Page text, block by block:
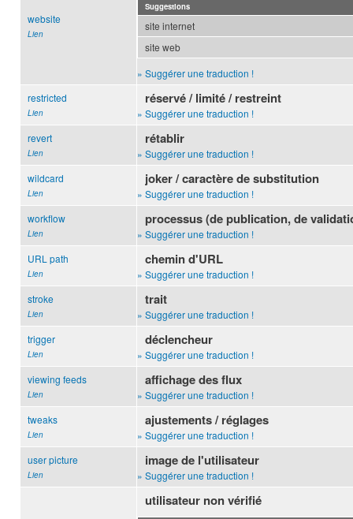
website
Lien
Suggestions
site internet
site web
» Suggérer une traduction !
restricted
Lien
réservé / limité / restreint
» Suggérer une traduction !
revert
Lien
rétablir
» Suggérer une traduction !
wildcard
Lien
joker / caractère de substitution
» Suggérer une traduction !
workflow
Lien
processus (de publication, de
» Suggérer une traduction !
URL path
Lien
chemin d'URL
» Suggérer une traduction !
stroke
Lien
trait
» Suggérer une traduction !
trigger
Lien
déclencheur
» Suggérer une traduction !
viewing feeds
Lien
affichage des flux
» Suggérer une traduction !
tweaks
Lien
ajustements / réglages
» Suggérer une traduction !
user picture
Lien
image de l'utilisateur
» Suggérer une traduction !
utilisateur non vérifié